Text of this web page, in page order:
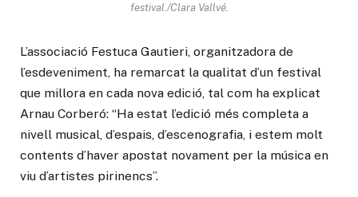
festival./Clara Vallvé.
L’associació Festuca Gautieri, organitzadora de
l’esdeveniment, ha remarcat la qualitat d’un festival
que millora en cada nova edició, tal com ha explicat
Arnau Corberó: “Ha estat l’edició més completa a
nivell musical, d’espais, d’escenografia, i estem molt
contents d’haver apostat novament per la música en
viu d’artistes pirinencs”.